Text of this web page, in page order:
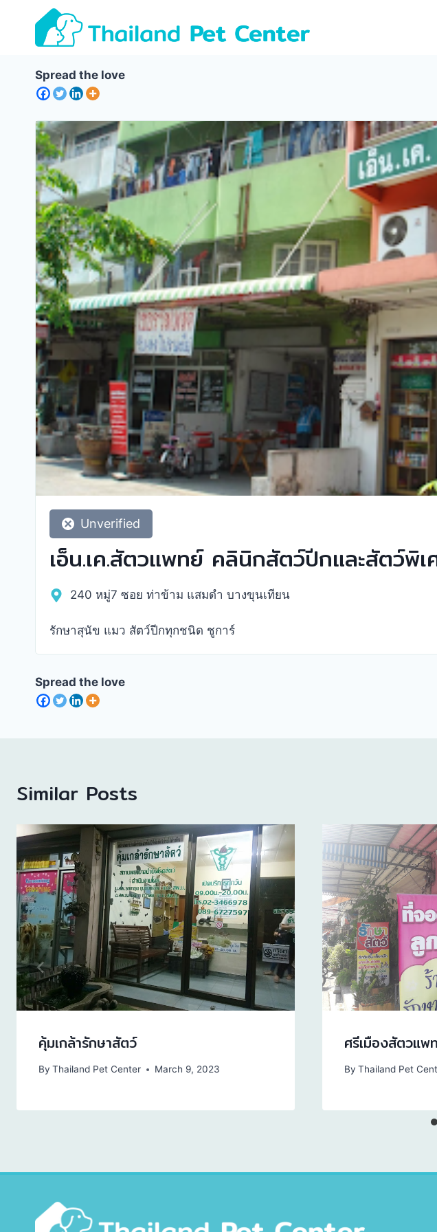
content
Spread the love
Unverified
เอ็น.เค.สัตวแพทย์ คลินิกสัตว์ปีกและสัตว์พิ
240 หมู่7 ซอย ท่าข้าม แสมดำ บางขุนเทียน
รักษาสุนัข แมว สัตว์ปีกทุกชนิด ชูการ์
Spread the love
Similar Posts
คุ้มเกล้ารักษาสัตว์
By Thailand Pet Center March 9, 2023
ศรีเมืองสัตวแพ
By Thailand Pet